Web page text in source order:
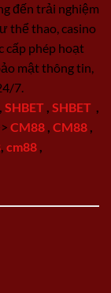
đến trải nghiệm
thể thao, casino
cấp phép hoạt
mật thông tin,
7.
SHBET SHBET
CM88 CM88
cm88